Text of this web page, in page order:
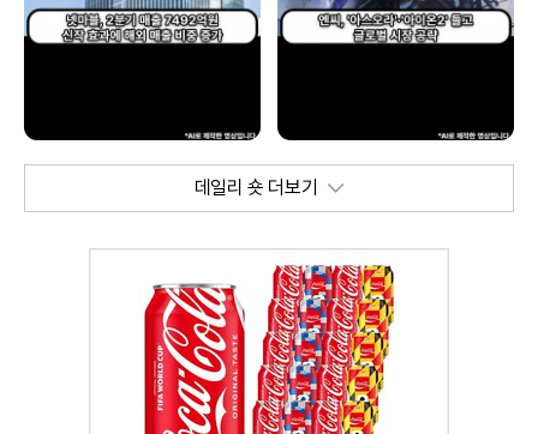
데일리 숏 더보기